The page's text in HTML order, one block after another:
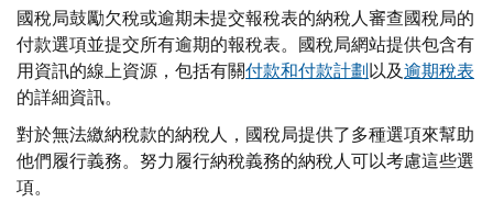
國稅局鼓勵欠稅或逾期未提交報稅表的納稅人審查國稅局的
付款選項並提交所有逾期的報稅表。國稅局網站提供包含有
用資訊的線上資源，包括有關付款和付款計劃以及逾期稅表
的詳細資訊。
對於無法繳納稅款的納稅人，國稅局提供了多種選項來幫助
他們履行義務。努力履行納稅義務的納稅人可以考慮這些選
項。